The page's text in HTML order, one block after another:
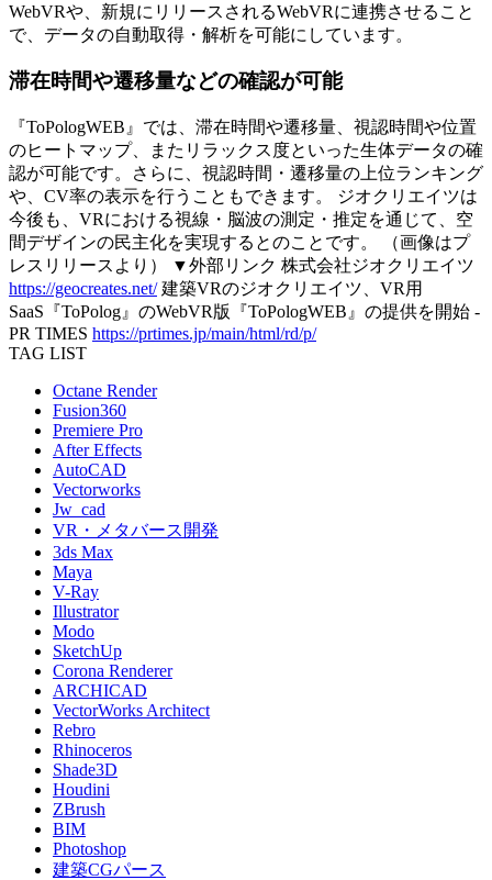
WebVRや、新規にリリースされるWebVRに連携させること
で、データの自動取得・解析を可能にしています。
滞在時間や遷移量などの確認が可能
『ToPologWEB』では、滞在時間や遷移量、視認時間や位置
のヒートマップ、またリラックス度といった生体データの確
認が可能です。さらに、視認時間・遷移量の上位ランキング
や、CV率の表示を行うこともできます。 ジオクリエイツは
今後も、VRにおける視線・脳波の測定・推定を通じて、空
間デザインの民主化を実現するとのことです。 （画像はプ
レスリリースより） ▼外部リンク 株式会社ジオクリエイツ
https://geocreates.net/建築VRのジオクリエイツ、VR用
SaaS『ToPolog』のWebVR版『ToPologWEB』の提供を開始 -
PR TIMES https://prtimes.jp/main/html/rd/p/
TAG LIST
Octane Render
Fusion360
Premiere Pro
After Effects
AutoCAD
Vectorworks
Jw_cad
VR・メタバース開発
3ds Max
Maya
V-Ray
Illustrator
Modo
SketchUp
Corona Renderer
ARCHICAD
VectorWorks Architect
Rebro
Rhinoceros
Shade3D
Houdini
ZBrush
BIM
Photoshop
建築CGパース